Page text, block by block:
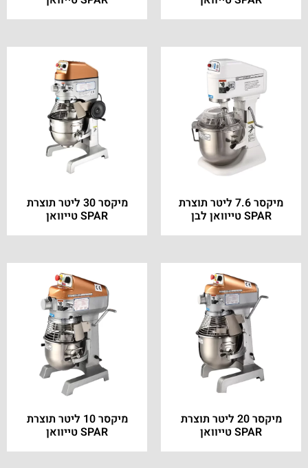
מיקסר 7.6 ליטר תוצרת
SPAR טייוואן לבן
מיקסר 30 ליטר תוצרת
SPAR טייוואן
מיקסר 20 ליטר תוצרת
SPAR טייוואן
מיקסר 10 ליטר תוצרת
SPAR טייוואן